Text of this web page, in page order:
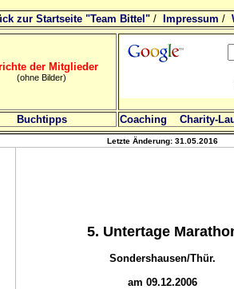
zur Startseite "Team Bittel"/ Impressum /
der Mitglieder
(ohne Bilder)
Buchtipps Coaching Charity-
Letzte Änderung: 31.05.2016
5. Untertage
Sondershausen/Thür.
am 09.12.2006